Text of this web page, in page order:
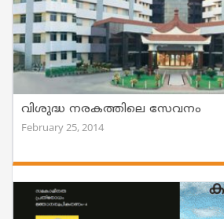
വിശുദ്ധ നരകത്തിലെ സേവനം
February 25, 2014